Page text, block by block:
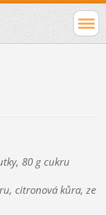
80 g cukru
citronová kůra, ze